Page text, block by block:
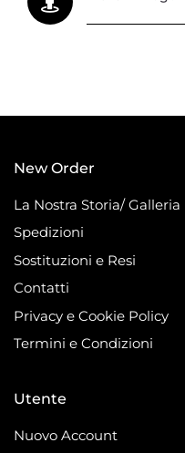
New Order
La Nostra Storia/ Galleria
Spedizioni
Sostituzioni e Resi
Contatti
Privacy e Cookie Policy
Termini e Condizioni
Utente
Nuovo Account